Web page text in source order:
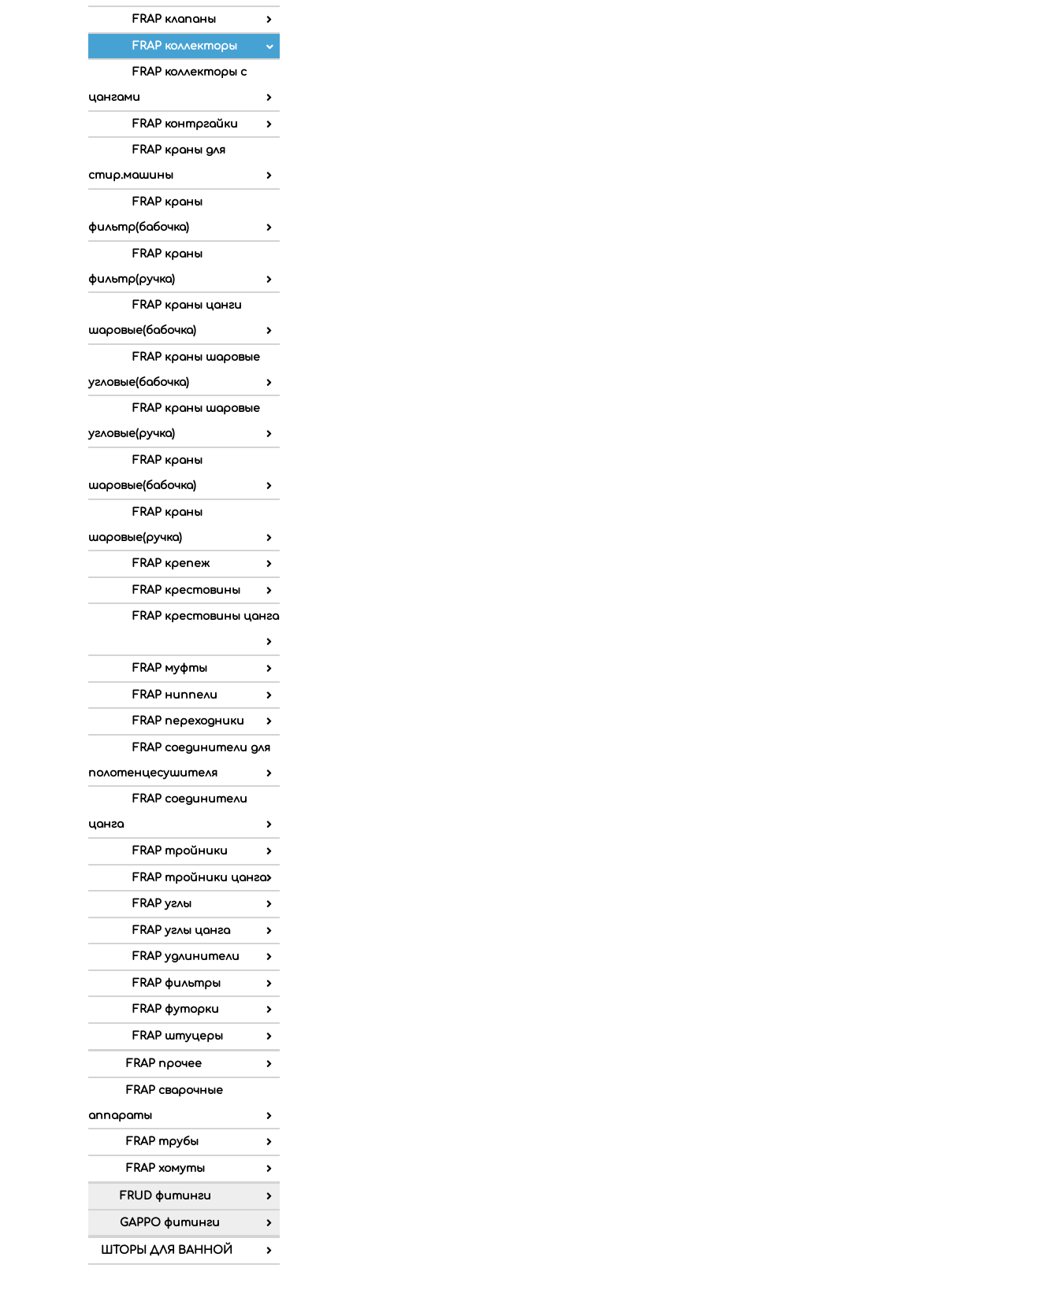
FRAP клапаны
FRAP коллекторы
FRAP коллекторы с
цангами
FRAP контргайки
FRAP краны для
стир.машины
FRAP краны
фильтр(бабочка)
FRAP краны
фильтр(ручка)
FRAP краны цанги
шаровые(бабочка)
FRAP краны шаровые
угловые(бабочка)
FRAP краны шаровые
угловые(ручка)
FRAP краны
шаровые(бабочка)
FRAP краны
шаровые(ручка)
FRAP крепеж
FRAP крестовины
FRAP крестовины цанга
FRAP муфты
FRAP ниппели
FRAP переходники
FRAP соединители для
полотенцесушителя
FRAP соединители
цанга
FRAP тройники
FRAP тройники цанга
FRAP углы
FRAP углы цанга
FRAP удлинители
FRAP фильтры
FRAP футорки
FRAP штуцеры
FRAP прочее
FRAP сварочные
аппараты
FRAP трубы
FRAP хомуты
FRUD фитинги
GAPPO фитинги
ШТОРЫ ДЛЯ ВАННОЙ